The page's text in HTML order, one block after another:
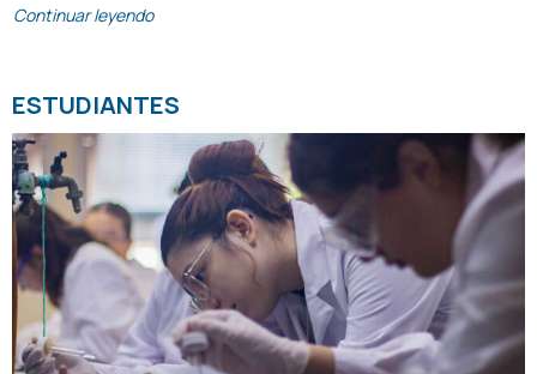
Continuar leyendo
ESTUDIANTES